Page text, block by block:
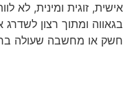
אישית, זוגית ומינית, לא
בגאווה ומתוך רצון
חשק או מחשבה שעולה